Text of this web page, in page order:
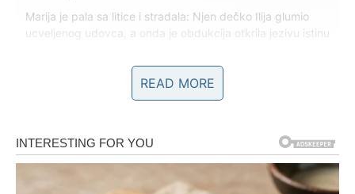
Marija je pala sa litice i stradala: Njen dečko Ilija glumio
ucveljenog udovca, a onda je obdukcija otkrila jezivu istinu
234
READ MORE